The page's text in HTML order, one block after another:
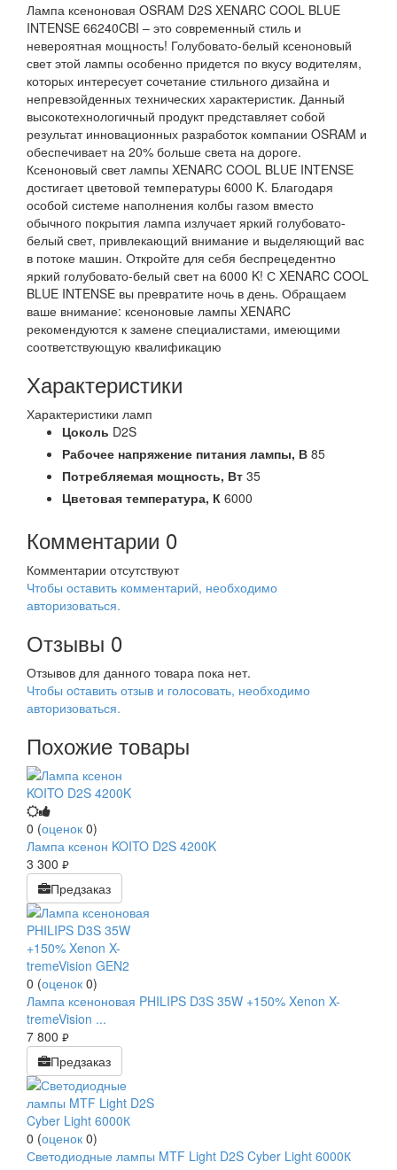
Лампа ксеноновая OSRAM D2S XENARC COOL BLUE
INTENSE 66240CBI – это современный стиль и
невероятная мощность! Голубовато-белый ксеноновый
свет этой лампы особенно придется по вкусу водителям,
которых интересует сочетание стильного дизайна и
непревзойденных технических характеристик. Данный
высокотехнологичный продукт представляет собой
результат инновационных разработок компании OSRAM и
обеспечивает на 20% больше света на дороге.
Ксеноновый свет лампы XENARC COOL BLUE INTENSE
достигает цветовой температуры 6000 K. Благодаря
особой системе наполнения колбы газом вместо
обычного покрытия лампа излучает яркий голубовато-
белый свет, привлекающий внимание и выделяющий вас
в потоке машин. Откройте для себя беспрецедентно
яркий голубовато-белый свет на 6000 K! С XENARC COOL
BLUE INTENSE вы превратите ночь в день. Обращаем
ваше внимание: ксеноновые лампы XENARC
рекомендуются к замене специалистами, имеющими
соответствующую квалификацию
Характеристики
Характеристики ламп
Цоколь D2S
Рабочее напряжение питания лампы, В 85
Потребляемая мощность, Вт 35
Цветовая температура, К 6000
Комментарии 0
Комментарии отсутствуют
Чтобы оставить комментарий, необходимо
авторизоваться.
Отзывы 0
Отзывов для данного товара пока нет.
Чтобы оcтавить отзыв и голосовать, необходимо
авторизоваться.
Похожие товары
0 (оценок 0)
Лампа ксенон KOITO D2S 4200K
3 300 руб.
Предзаказ
0 (оценок 0)
Лампа ксеноновая PHILIPS D3S 35W +150% Xenon X-
tremeVision ...
7 800 руб.
Предзаказ
0 (оценок 0)
Светодиодные лампы MTF Light D2S Cyber Light 6000К